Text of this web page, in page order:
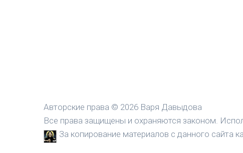
Авторские права © 2026 Варя Давыдова
Все права защищены и охраняются законом.
За копирование материалов с данного сайта